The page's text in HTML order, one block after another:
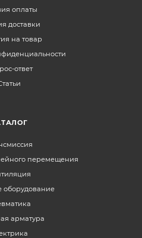
оплаты
доставки
на товар
ответ
перемещения
оборудование
арматура